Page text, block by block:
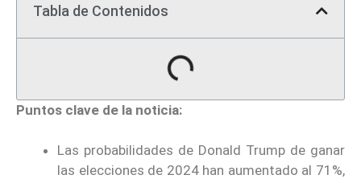
Tabla de Contenidos
Puntos clave de la noticia:
Las probabilidades de Donald Trump de ganar
las elecciones de 2024 han aumentado al 71%,